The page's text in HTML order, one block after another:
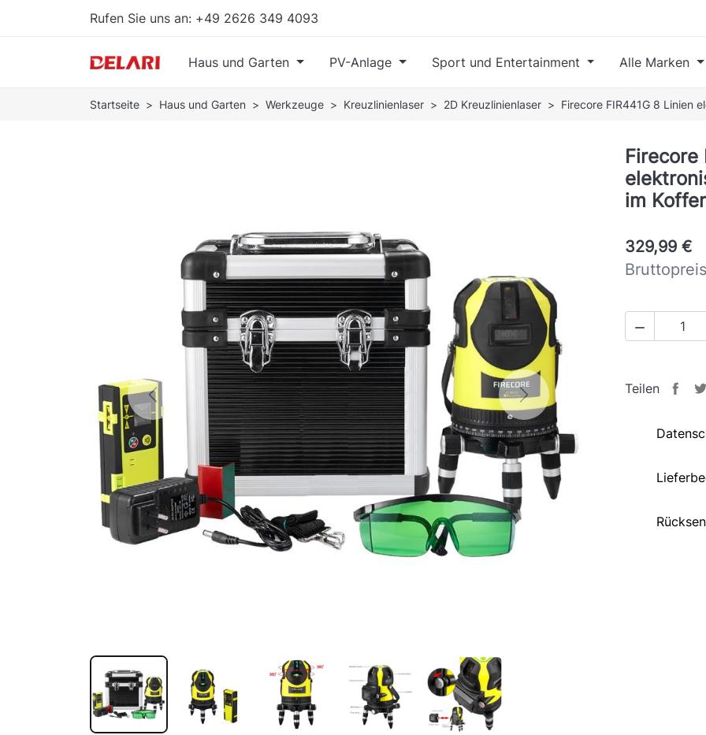
Rufen Sie uns an: +49 2626 349 4093
Haus und Garten PV-Anlage Sport und Entertainment Alle Marken
Startseite Haus und Garten Werkzeuge Kreuzlinienlaser 2D Kreuzlinienlaser Firecore FIR441G 8 Linien
Previous Next
Firecore
im Koffer
329,99 €
Bruttopreis

Teilen